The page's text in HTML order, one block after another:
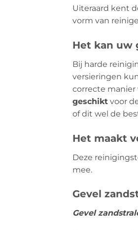
Uiteraard kent
vorm van
Het kan uw
Bij harde
versieringen
correcte manier
geschikt voor
of dit wel de
Het maakt
Deze
mee.
Gevel
Gevel